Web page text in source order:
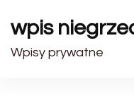
wpis
Wpisy prywatne